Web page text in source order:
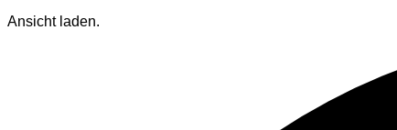
Ansicht laden.